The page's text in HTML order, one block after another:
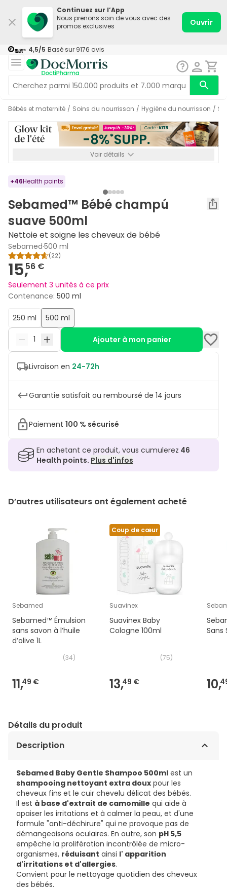
Continuez sur l’App
Nous prenons soin de vous avec des
promos exclusives
Ouvrir
4,5/5 Basé sur 9176 avis
Bébés et maternité / Soins du nourrisson / Hygiène du nourrisson /
Voir détails
+46Health points
Sebamed™ Bébé champú
suave 500ml
Nettoie et soigne les cheveux de bébé
Sebamed·500 ml
(22)
15,56 €
Seulement 3 unités à ce prix
Contenance: 500 ml
250 ml 500 ml
Ajouter à mon panier
Livraison en 24-72h
Garantie satisfait ou remboursé de 14 jours
Paiement 100 % sécurisé
En achetant ce produit, vous cumulerez 46
Health points. Plus d'infos
D’autres utilisateurs ont également acheté
Sebamed
Sebamed™ Émulsion
sans savon à l’huile
d’olive 1L
(34)
11,49 €
Coup de cœur
Suavinex
Suavinex Baby
Cologne 100ml
(75)
13,49 €
Sans
10,
Détails du produit
Description
Sebamed Baby Gentle Shampoo 500ml est un
shampooing nettoyant extra doux pour les
cheveux fins et le cuir chevelu délicat des bébés.
Il est à base d'extrait de camomille qui aide à
apaiser les irritations et à calmer la peau, et d'une
formule "anti-déchirure" qui ne provoque pas de
démangeaisons oculaires. En outre, son pH 5,5
empêche la prolifération incontrôlée de micro-
organismes, réduisant ainsi l' apparition
d'irritations et d'allergies.
Convient pour le nettoyage quotidien des cheveux
des bébés.